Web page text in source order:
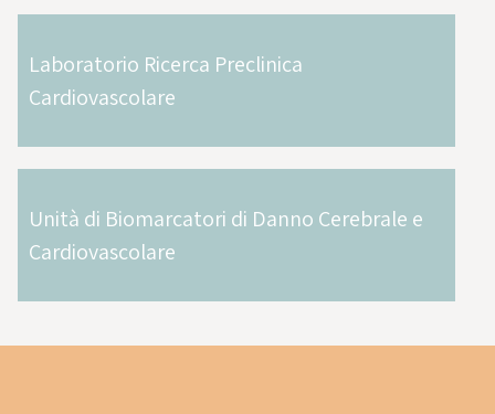
Laboratorio Ricerca Preclinica
Cardiovascolare
Unità di Biomarcatori di Danno Cerebrale e
Cardiovascolare